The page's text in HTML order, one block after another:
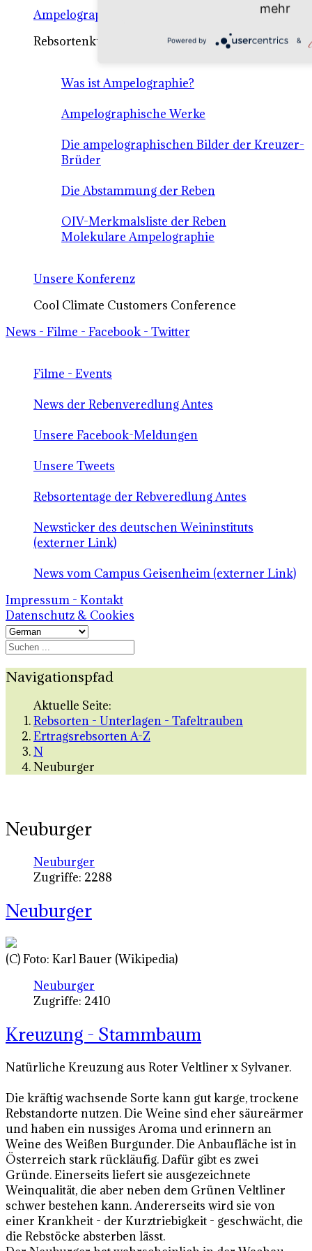
Ampelographie
Rebsortenkunde / Abstammung / Grundlagen
Was ist Ampelographie?
Ampelographische Werke
Die ampelographischen Bilder der Kreuzer-
Brüder
Die Abstammung der Reben
OIV-Merkmalsliste der Reben
Molekulare Ampelographie
Unsere Konferenz
Cool Climate Customers Conference
News - Filme - Facebook - Twitter
Filme - Events
News der Rebenveredlung Antes
Unsere Facebook-Meldungen
Unsere Tweets
Rebsortentage der Rebveredlung Antes
Newsticker des deutschen Weininstituts
(externer Link)
News vom Campus Geisenheim (externer Link)
Impressum - Kontakt
Datenschutz & Cookies
Navigationspfad
Aktuelle Seite:
Rebsorten - Unterlagen - Tafeltrauben
Ertragsrebsorten A-Z
N
Neuburger
Neuburger
Neuburger
Zugriffe: 2288
Neuburger
(C) Foto: Karl Bauer (Wikipedia)
Neuburger
Zugriffe: 2410
Kreuzung - Stammbaum
Natürliche Kreuzung aus Roter Veltliner x Sylvaner.
Die kräftig wachsende Sorte kann gut karge, trockene
Rebstandorte nutzen. Die Weine sind eher säureärmer
und haben ein nussiges Aroma und erinnern an
Weine des Weißen Burgunder. Die Anbaufläche ist in
Österreich stark rückläufig. Dafür gibt es zwei
Gründe. Einerseits liefert sie ausgezeichnete
Weinqualität, die aber neben dem Grünen Veltliner
schwer bestehen kann. Andererseits wird sie von
einer Krankheit - der Kurztriebigkeit - geschwächt, die
die Rebstöcke absterben lässt.
mehr
Powered by &